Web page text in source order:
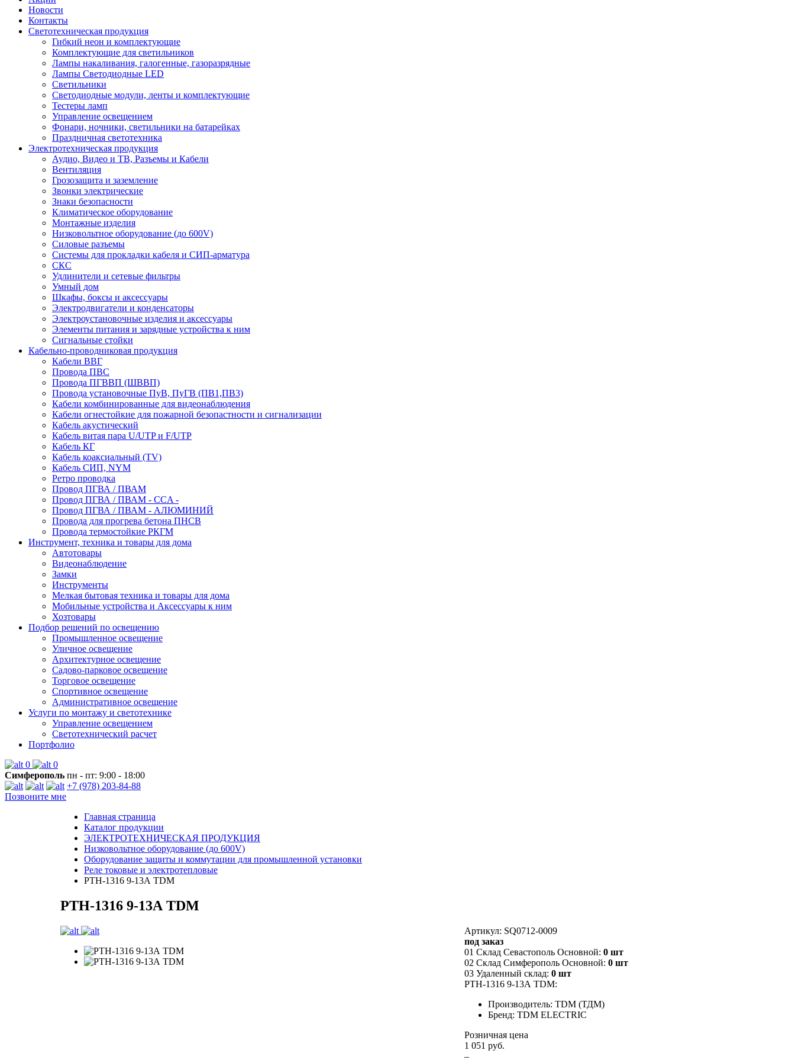
Новости
Контакты
Светотехническая продукция
Гибкий неон и комплектующие
Комплектующие для светильников
Лампы накаливания, галогенные, газоразрядные
Лампы Светодиодные LED
Светильники
Светодиодные модули, ленты и комплектующие
Тестеры ламп
Управление освещением
Фонари, ночники, светильники на батарейках
Праздничная светотехника
Электротехническая продукция
Аудио, Видео и ТВ, Разъемы и Кабели
Вентиляция
Грозозащита и заземление
Звонки электрические
Знаки безопасности
Климатическое оборудование
Монтажные изделия
Низковольтное оборудование (до 600V)
Силовые разъемы
Системы для прокладки кабеля и СИП-арматура
СКС
Удлинители и сетевые фильтры
Умный дом
Шкафы, боксы и аксессуары
Электродвигатели и конденсаторы
Электроустановочные изделия и аксессуары
Элементы питания и зарядные устройства к ним
Сигнальные стойки
Кабельно-проводниковая продукция
Кабели ВВГ
Провода ПВС
Провода ПГВВП (ШВВП)
Провода установочные ПуВ, ПуГВ (ПВ1,ПВ3)
Кабели комбинированные для видеонаблюдения
Кабели огнестойкие для пожарной безопастности и сигнализации
Кабель акустический
Кабель витая пара U/UTP и F/UTP
Кабель КГ
Кабель коаксиальный (TV)
Кабель СИП, NYM
Ретро проводка
Провод ПГВА / ПВАМ
Провод ПГВА / ПВАМ - CCA -
Провод ПГВА / ПВАМ - АЛЮМИНИЙ
Провода для прогрева бетона ПНСВ
Провода термостойкие РКГМ
Инструмент, техника и товары для дома
Автотовары
Видеонаблюдение
Замки
Инструменты
Мелкая бытовая техника и товары для дома
Мобильные устройства и Аксессуары к ним
Хозтовары
Подбор решений по освещению
Промышленное освещение
Уличное освещение
Архитектурное освещение
Садово-парковое освещение
Торговое освещение
Спортивное освещение
Административное освещение
Услуги по монтажу и светотехнике
Управление освещением
Светотехнический расчет
Портфолио
0
0
Симферополь пн - пт: 9:00 - 18:00
+7 (978) 203-84-88
Позвоните мне
Главная страница
Каталог продукции
ЭЛЕКТРОТЕХНИЧЕСКАЯ ПРОДУКЦИЯ
Низковольтное оборудование (до 600V)
Оборудование защиты и коммутации для промышленной установки
Реле токовые и электротепловые
РТН-1316 9-13А TDM
РТН-1316 9-13А TDM
Артикул: SQ0712-0009
под заказ
01 Склад Севастополь Основной: 0 шт
02 Склад Симферополь Основной: 0 шт
03 Удаленный склад: 0 шт
РТН-1316 9-13А TDM:
Производитель: TDM (ТДМ)
Бренд: TDM ELECTRIC
Розничная цена
1 051 руб.
–